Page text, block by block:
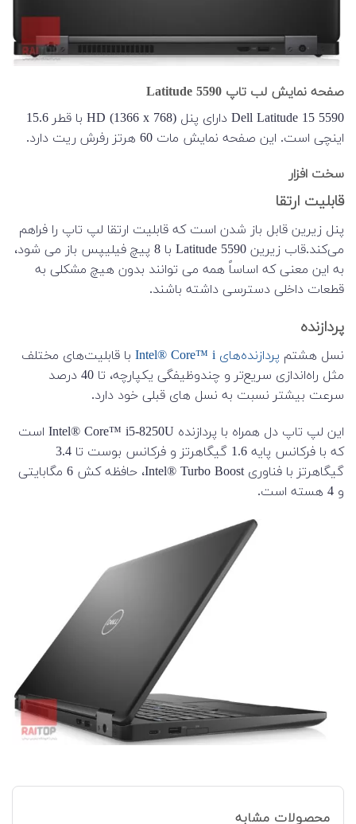
صفحه نمایش لب تاپ Latitude 5590
Dell Latitude 15 5590 دارای پنل HD (1366 x 768) با قطر 15.6
اینچی است. این صفحه نمایش مات 60 هرتز رفرش ریت دارد.
سخت افزار
قابلیت ارتقا
پنل زیرین قابل باز شدن است که قابلیت ارتقا لپ تاپ را فراهم
می‌کند.قاب زیرین Latitude 5590 با 8 پیچ فیلیپس باز می شود،
به این معنی که اساساً همه می توانند بدون هیچ مشکلی به
قطعات داخلی دسترسی داشته باشند.
پردازنده
نسل هشتم پردازنده‌های Intel® Core™ i
با قابلیت‌های مختلف
مثل راه‌اندازی سریع‌تر و چندوظیفگی یکپارچه، تا 40 درصد
سرعت بیشتر نسبت به نسل های قبلی خود دارد.
این لپ تاپ دل همراه با پردازنده Intel® Core™ i5-8250U است
که با فرکانس پایه 1.6 گیگاهرتز و فرکانس بوست تا 3.4
گیگاهرتز با فناوری Intel® Turbo Boost، حافظه کش 6 مگابایتی
و 4 هسته است.
محصولات مشابه